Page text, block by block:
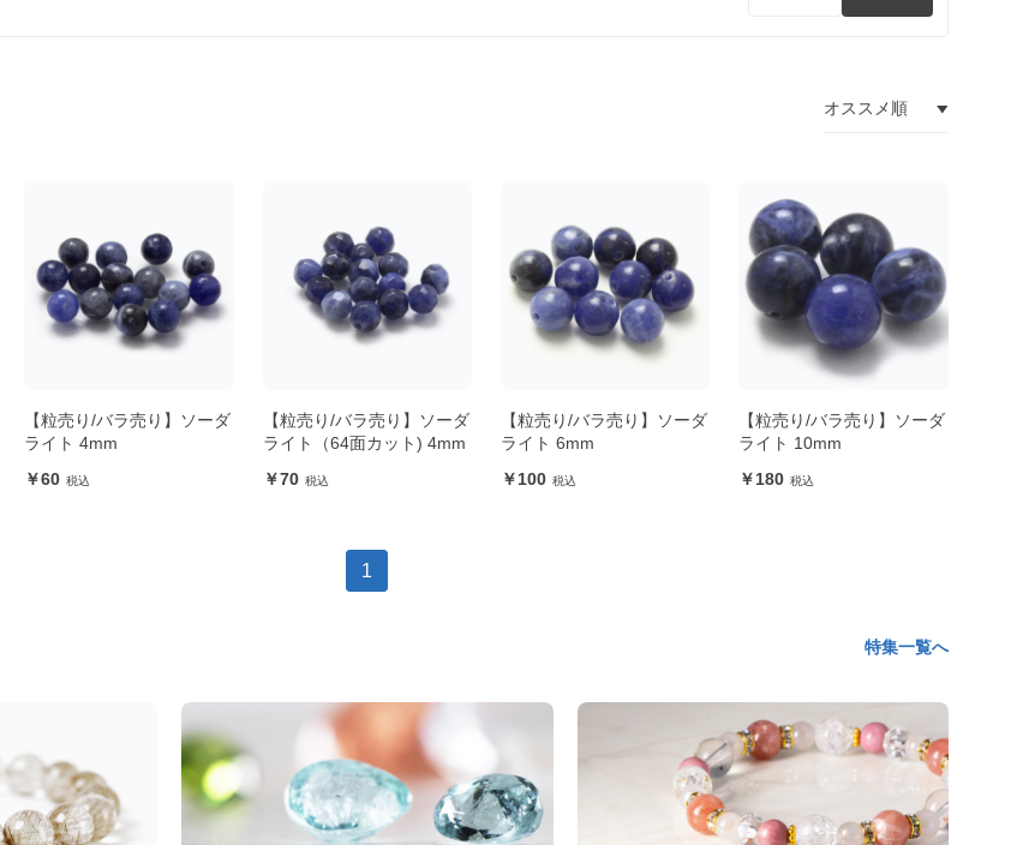
【粒売り/バラ売り】ソーダ
ライト 4mm
60
【粒売り/バラ売り】ソーダ
ライト（64面カット) 4mm
70
【粒売り/バラ売り】ソーダ
ライト 6mm
100
【粒売り/バラ売り】ソーダ
ライト 10mm
180
1
特集一覧へ